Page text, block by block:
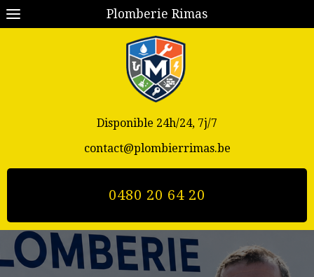
Plomberie Rimas
Disponible 24h/24, 7j/7
contact@plombierrimas.be
0480 20 64 20